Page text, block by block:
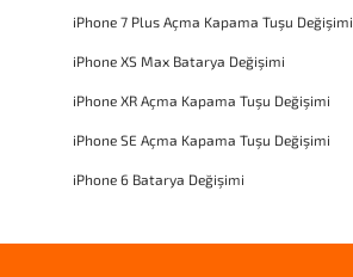
iPhone 7 Plus Açma Kapama Tuşu Değişimi
iPhone XS Max Batarya Değişimi
iPhone XR Açma Kapama Tuşu Değişimi
iPhone SE Açma Kapama Tuşu Değişimi
iPhone 6 Batarya Değişimi